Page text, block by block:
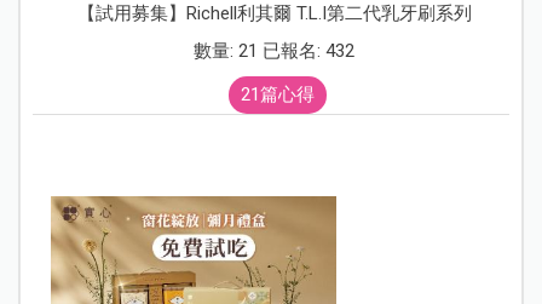
【試用募集】Richell利其爾 T.L.I第二代乳牙刷系列
數量: 21 已報名: 432
21篇心得